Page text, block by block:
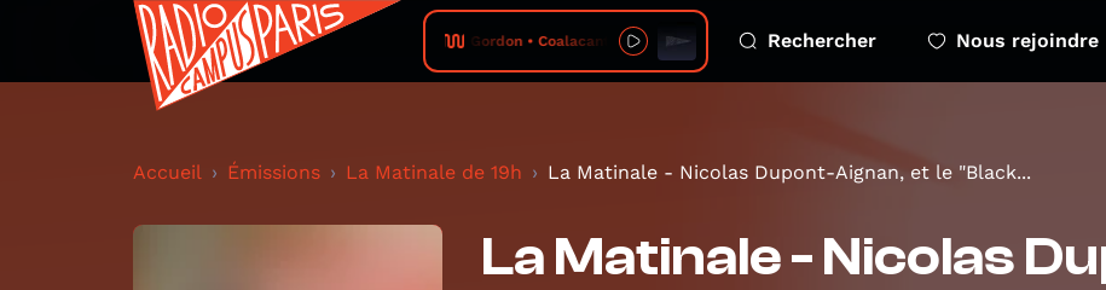
Gordon • Coalacanthe Rechercher Nous rejoindre
Accueil Émissions La Matinale de 19h La Matinale - Nicolas Dupont-Aignan, et le "Black...
La Matinale - Nicolas